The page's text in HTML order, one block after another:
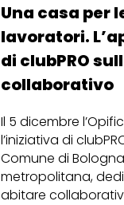
Una casa per
lavoratori.
di clubPRO
collaborativo
Il 5 dicembre
l’iniziativa di
Comune di
metropolitana,
abitare